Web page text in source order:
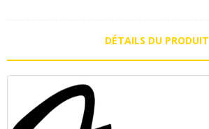
DÉTAILS DU PRODUIT